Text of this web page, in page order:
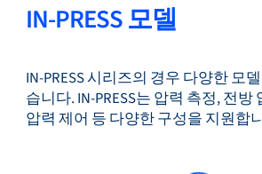
IN-PRESS 모델
IN-PRESS 시리즈의 경우 다양한 모
습니다. IN-PRESS는 압력 측정, 전방
압력 제어 등 다양한 구성을 지원합